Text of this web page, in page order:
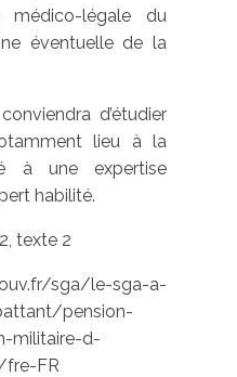
médico-légale du
éventuelle de la
d’étudier
lieu à la
à une expertise
habilité.
texte 2
sga/le-sga-a-
pension-
militaire-d-
fre-FR